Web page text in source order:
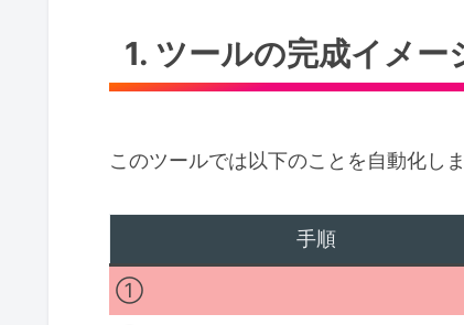
1. ツールの完成イメー
このツールでは以下のことを自動化し
手順
①